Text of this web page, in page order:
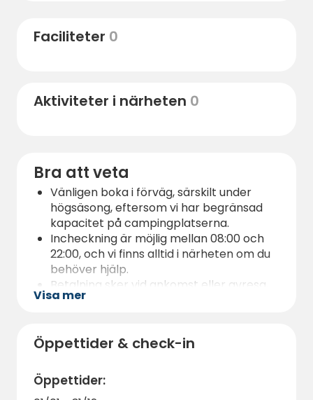
Dessutom är det kort avstånd till flera
shoppingmöjligheter ligger Førde bara 1,5
timmar bort, med ett brett utbud av butiker,
matställen och kulturella utbud.
Faciliteter 0
Aktiviteter i närheten 0
Bra att veta
Vänligen boka i förväg, särskilt under
högsäsong, eftersom vi har begränsad
kapacitet på campingplatserna.
Incheckning är möjlig mellan 08:00 och
22:00, och vi finns alltid i närheten om du
behöver hjälp.
Betalning sker vid ankomst eller avresa,
och vi erbjuder flexibel avbokningspolicy.
Det finns en tömningsstation för
tillgång till duschar och tvättmaskin.
Kom ihåg att vi har båt-, SUP- och
Visa mer
Öppettider & check-in
Öppettider: